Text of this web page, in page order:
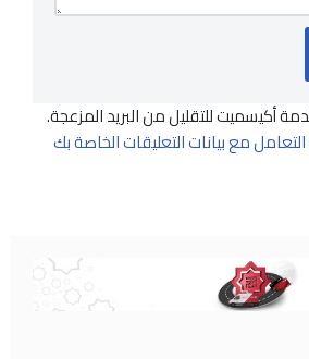
أكيسميت للتقليل من البريد المزعجة.
مع بيانات التعليقات الخاصة بك